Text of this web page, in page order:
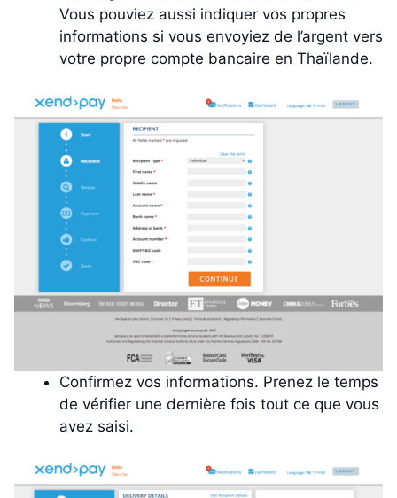
Vous pouviez aussi indiquer vos propres
informations si vous envoyiez de l’argent vers
votre propre compte bancaire en Thaïlande.
Confirmez vos informations. Prenez le temps
de vérifier une dernière fois tout ce que vous
avez saisi.